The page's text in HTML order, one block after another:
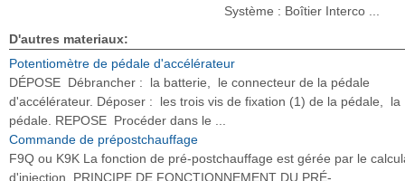
Système : Boîtier Interco ...
D'autres materiaux:
Potentiomètre de pédale d'accélérateur
DÉPOSE Débrancher : la batterie, le connecteur de la pédale
d'accélérateur. Déposer : les trois vis de fixation (1) de la pédale, la
pédale. REPOSE Procéder dans le ...
Commande de prépostchauffage
F9Q ou K9K La fonction de pré-postchauffage est gérée par le
d'injection. PRINCIPE DE FONCTIONNEMENT DU PRÉ-